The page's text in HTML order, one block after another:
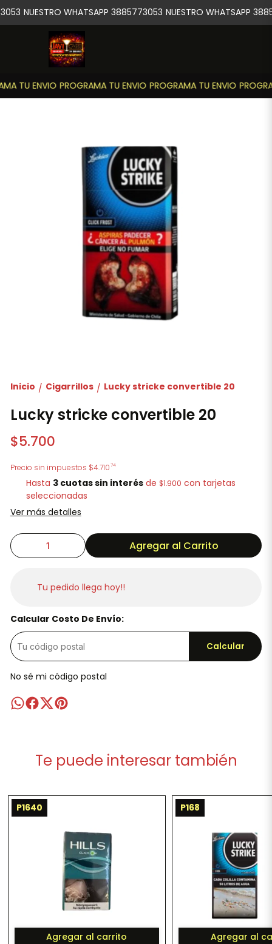
TU ENVIO PROGRAMA TU ENVIO PROGRAMA TU ENVIO
NUESTRO WHATSAPP 3885773053 NUESTRO WHATSAPP
Inicio / Cigarrillos / Lucky stricke convertible 20
Lucky stricke convertible 20
$5.700
Precio sin impuestos $4.71074
Hasta 3 cuotas sin interésde $1.900 con tarjetas
seleccionadas
Ver más detalles
Agregar al Carrito
Tu pedido llega hoy!!
Calcular Costo De Envío:
Calcular
No sé mi código postal
Te puede interesar también
P1640
Agregar al carrito
P168
Agregar al